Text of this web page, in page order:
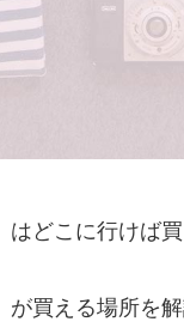
はどこに行けば
が買える場所を